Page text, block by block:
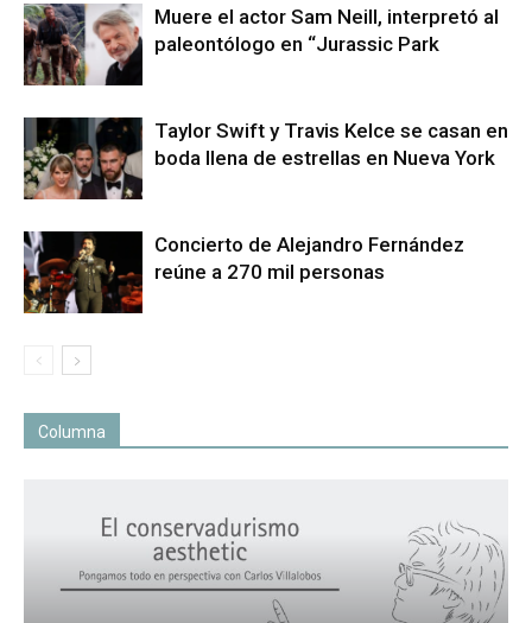
Muere el actor Sam Neill, interpretó al
paleontólogo en “Jurassic Park
Taylor Swift y Travis Kelce se casan en
boda llena de estrellas en Nueva York
Concierto de Alejandro Fernández
reúne a 270 mil personas
Columna